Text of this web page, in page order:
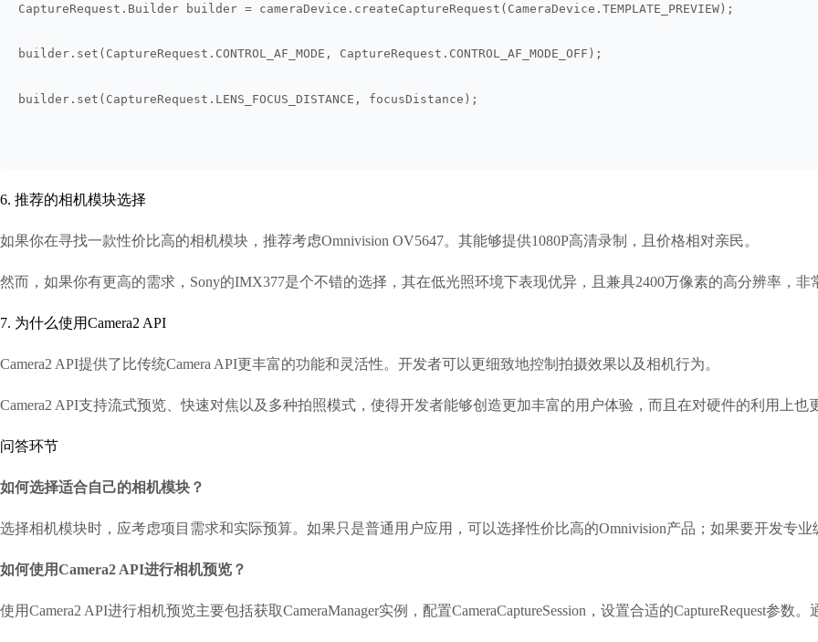
CaptureRequest.Builder builder = cameraDevice.createCaptureRequest(CameraDevice.TEMPLATE_PREVIEW);
builder.set(CaptureRequest.CONTROL_AF_MODE, CaptureRequest.CONTROL_AF_MODE_OFF);
builder.set(CaptureRequest.LENS_FOCUS_DISTANCE, focusDistance);
6. 推荐的相机模块选择
如果你在寻找一款性价比高的相机模块，推荐考虑Omnivision OV5647。其能够提供1080P高清录制，且价格相对亲民。
然而，如果你有更高的需求，Sony的IMX377是个不错的选择，其在低光照环境下表现优异，且兼具2400万像素的高分辨率，
7. 为什么使用Camera2 API
Camera2 API提供了比传统Camera API更丰富的功能和灵活性。开发者可以更细致地控制拍摄效果以及相机行为。
Camera2 API支持流式预览、快速对焦以及多种拍照模式，使得开发者能够创造更加丰富的用户体验，而且在对硬件的利用上也
问答环节
如何选择适合自己的相机模块？
选择相机模块时，应考虑项目需求和实际预算。如果只是普通用户应用，可以选择性价比高的Omnivision产品；如果要开发专
如何使用Camera2 API进行相机预览？
使用Camera2 API进行相机预览主要包括获取CameraManager实例，配置CameraCaptureSession，设置合适的CaptureRequest参